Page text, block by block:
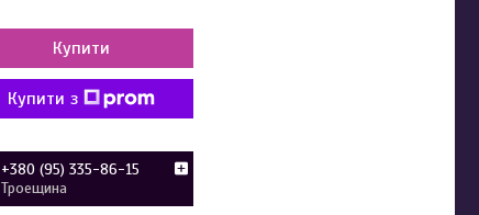
Купити
Купити з
+380 (95) 335-86-15
Троещина